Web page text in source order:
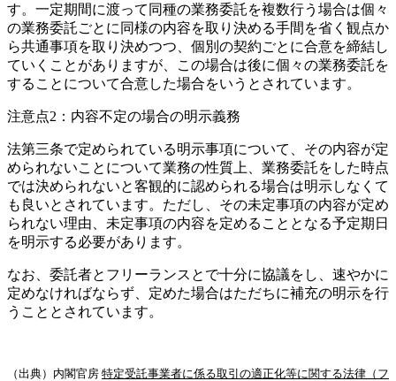
す。一定期間に渡って同種の業務委託を複数行う場合は個々
の業務委託ごとに同様の内容を取り決める手間を省く観点か
ら共通事項を取り決めつつ、個別の契約ごとに合意を締結し
ていくことがありますが、この場合は後に個々の業務委託を
することについて合意した場合をいうとされています。
注意点2： 内容不定の場合の明示義務
法第三条で定められている明示事項について、その内容が定
められないことについて業務の性質上、業務委託をした時点
では決められないと客観的に認められる場合は明示しなくて
も良いとされています。ただし、その未定事項の内容が定め
られない理由、未定事項の内容を定めることとなる予定期日
を明示する必要があります。
なお、委託者とフリーランスとで十分に協議をし、速やかに
定めなければならず、定めた場合はただちに補充の明示を行
うこととされています。
（出典）内閣官房 特定受託事業者に係る取引の適正化等に関する法律（フ